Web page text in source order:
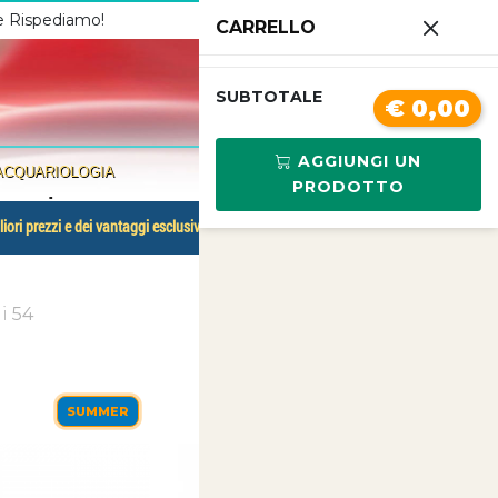
Rispediamo! Chiamaci 3341210267
prezzi e dei vantaggi esclusivi.
54
SUMMER
CARRELLO
SUBTOTALE € 0,00
AGGIUNGI UN
PRODOTTO